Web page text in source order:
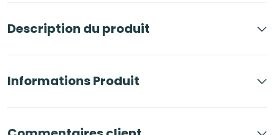
Description du produit
Informations Produit